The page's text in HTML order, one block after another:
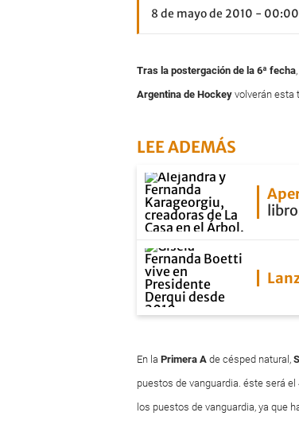
8 de mayo de 2010 - 00:00
Tras la postergación de la 6ª fecha
Argentina de Hockey volverán esta
LEE ADEMÁS
En la Primera A de césped natural,
puestos de vanguardia. éste será
los puestos de vanguardia, ya que